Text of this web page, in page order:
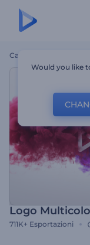
Casa
Logo
711K+ Esportazioni
Would you like